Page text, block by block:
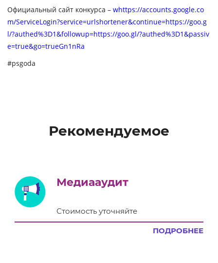
Официальный сайт конкурса – whttps://accounts.google.co
m/ServiceLogin?service=urlshortener&continue=https://goo.g
l/?authed%3D1&followup=https://goo.gl/?authed%3D1&passiv
e=true&go=trueGn1nRa
#psgoda
Рекомендуемое
Медиааудит
Стоимость уточняйте
ПОДРОБНЕЕ